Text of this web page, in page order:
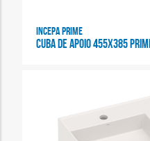
Incepa Prime
CUBA DE APOIO 455X385